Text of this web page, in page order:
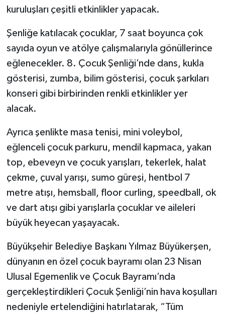
kuruluşları çeşitli etkinlikler yapacak.
Şenliğe katılacak çocuklar, 7 saat boyunca çok
sayıda oyun ve atölye çalışmalarıyla gönüllerince
eğlenecekler. 8. Çocuk Şenliği’nde dans, kukla
gösterisi, zumba, bilim gösterisi, çocuk şarkıları
konseri gibi birbirinden renkli etkinlikler yer
alacak.
Ayrıca şenlikte masa tenisi, mini voleybol,
eğlenceli çocuk parkuru, mendil kapmaca, yakan
top, ebeveyn ve çocuk yarışları, tekerlek, halat
çekme, çuval yarışı, sumo güreşi, hentbol 7
metre atışı, hemsball, floor curling, speedball, ok
ve dart atışı gibi yarışlarla çocuklar ve aileleri
büyük heyecan yaşayacak.
Büyükşehir Belediye Başkanı Yılmaz Büyükerşen,
dünyanın en özel çocuk bayramı olan 23 Nisan
Ulusal Egemenlik ve Çocuk Bayramı’nda
gerçekleştirdikleri Çocuk Şenliği’nin hava koşulları
nedeniyle ertelendiğini hatırlatarak, “Tüm